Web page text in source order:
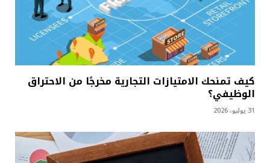
كيف تمنحك الامتيازات التجارية مخرجًا من الاحتراق
الوظيفي؟
31 يوليو، 2026